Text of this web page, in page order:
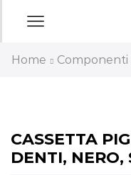
Home Componenti
CASSETTA
DENTI, NERO,